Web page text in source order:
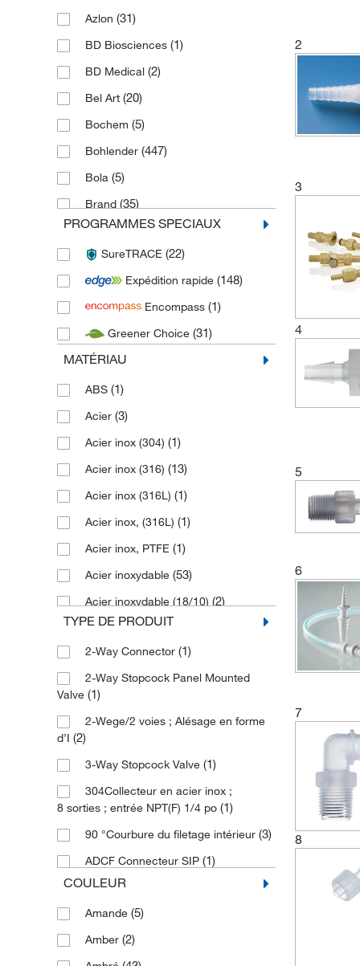
Azlon (31)
BD Biosciences (1)
BD Medical (2)
Bel Art (20)
Bochem (5)
Bohlender (447)
Bola (5)
Brand (35)
Buerkert(1)
Buerkle(173)
Burkle(62)
Cadence Science(18)
Cole Parmer (725)
CPC Colder Products Company
(139)
Diba Industries
Duran(318)
Fisherbrand(167)
Gilson(6)
GPE Scientific(18)
Hanna Instruments(1)
Hirschmann(4)
Huber Kaeltmaschinenbau
Huenersdorf(3)
Integra Biosciences
Interscience(1)
J Young(2)
Kartell
KD Scientific(1)
KGW Isotherm(1)
Kimble Chase(9)
Labconco(2)
Lenz Laborglasintrumente(226)
Pyrex(18)
Quickfit(172)
PROGRAMMES SPECIAUX
SureTRACE (22)
Expédition rapide (148)
Encompass (1)
Greener Choice (31)
MATÉRIAU
ABS (1)
Acier (3)
Acier inox (304) (1)
Acier inox (316) (13)
Acier inox (316L) (1)
Acier inox, (316L) (1)
Acier inox, PTFE (1)
Acier inoxydable (53)
Acier inoxydable (18/10) (2)
Acier inoxydable (316L), PTFE
Activar E8402(1)
Acétal (28)
Buna-N
Caoutchouc(6)
Caoutchouc, PTFE(1)
CrystalVu (CVU)(9)
Céramique d’alumine(1)
Disque intérieur en PP, Dutral(1)
EPDM(6)
EPDM, PEEK
TYPE DE PRODUIT
2-Way Connector (1)
2-Way Stopcock Panel Mounted
Valve (1)
2-Wege/2 voies ; Alésage en forme
d’I (2)
3-Way Stopcock Valve (1)
304Collecteur en acier inox ;
8 sorties ; entrée NPT(F) 1/4 po (1)
90 °Courbure du filetage intérieur (3)
ADCF Connecteur SIP (1)
ADCF SIP Connector
Accessoires
Adaptateur
COULEUR
Amande (5)
Amber (2)
2
3
4
5
6
7
8